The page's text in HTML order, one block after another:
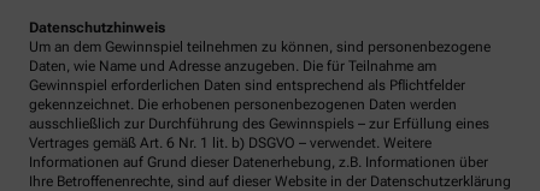
Datenschutzhinweis
Um an dem Gewinnspiel teilnehmen zu können, sind personenbezogene
Daten, wie Name und Adresse anzugeben. Die für Teilnahme am
Gewinnspiel erforderlichen Daten sind entsprechend als Pflichtfelder
gekennzeichnet. Die erhobenen personenbezogenen Daten werden
ausschließlich zur Durchführung des Gewinnspiels – zur Erfüllung eines
Vertrages gemäß Art. 6 Nr. 1 lit. b) DSGVO – verwendet. Weitere
Informationen auf Grund dieser Datenerhebung, z.B. Informationen über
Ihre Betroffenenrechte, sind auf dieser Website in der Datenschutzerklärung